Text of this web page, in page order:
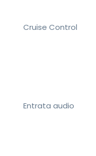
Cruise Control
Entrata audio